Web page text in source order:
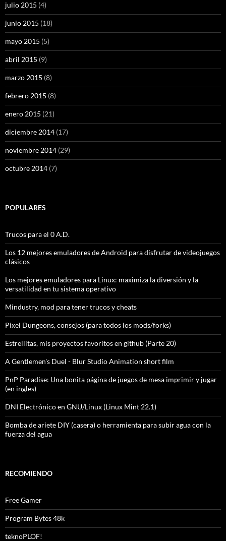
julio 2015 (4)
junio 2015 (18)
mayo 2015 (5)
abril 2015 (9)
marzo 2015 (8)
febrero 2015 (8)
enero 2015 (21)
diciembre 2014 (17)
noviembre 2014 (29)
octubre 2014 (7)
POPULARES
Trucos para el 0 A.D.
Los 12 mejores emuladores de Android para disfrutar de videojuegos
clásicos
Los mejores emuladores para Linux: maximiza la diversión y la
versatilidad en tu sistema operativo
Mindustry, mod para tener trucos y cheats
Pixel Dungeons, consejos (para todos los mods/forks)
Estrellitas, mis proyectos favoritos en github (Parte 20)
A Gentlemen's Duel - Blur Studio Animation short film
PnP Paradise: Una bonita página de juegos de mesa imprimir y jugar
(en ingles)
DNI Electrónico en GNU/Linux (Linux Mint 22.1)
Bomba de ariete DIY (casera) o herramienta para subir agua con la
fuerza del agua
RECOMIENDO
Free Gamer
Program Bytes 48k
teknoPLOF!